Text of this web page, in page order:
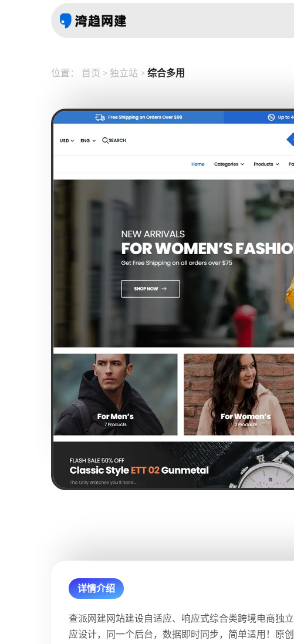
位置： 首页 > 独立站 > 综合多用
详情介绍
查派网建网站建设自适应、响应式综合类跨境电商独
应设计，同一个后台，数据即时同步，简单适用！原